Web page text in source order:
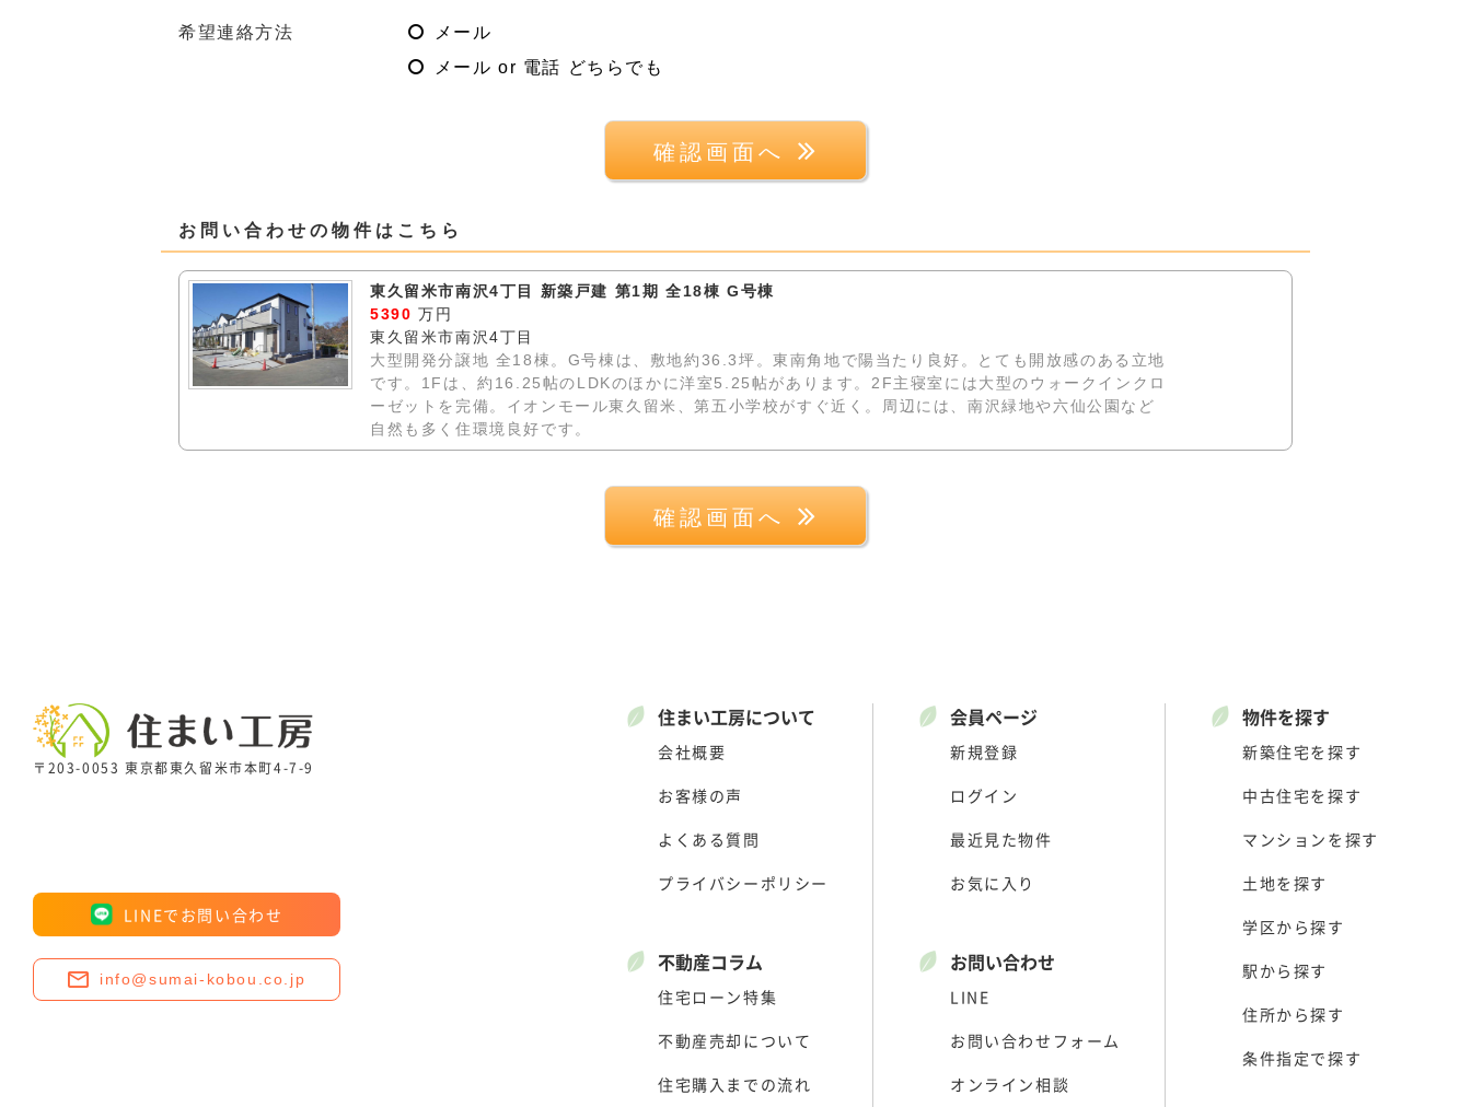
希望連絡方法
メール
メール or 電話 どちらでも
確認画面へ
お問い合わせの物件はこちら
東久留米市南沢4丁目 新築戸建 第1期 全18棟 G号棟
5390 万円
東久留米市南沢4丁目
大型開発分譲地 全18棟。G号棟は、敷地約36.3坪。東南角地で陽当たり良好。とても開放感のある立地
です。1Fは、約16.25帖のLDKのほかに洋室5.25帖があります。2F主寝室には大型のウォークインクロ
ーゼットを完備。イオンモール東久留米、第五小学校がすぐ近く。周辺には、南沢緑地や六仙公園など
自然も多く住環境良好です。
確認画面へ
〒203-0053 東京都東久留米市本町4-7-9
LINEでお問い合わせ
info@sumai-kobou.co.jp
住まい工房について
会社概要
お客様の声
よくある質問
プライバシーポリシー
不動産コラム
住宅ローン特集
不動産売却について
住宅購入までの流れ
会員ページ
新規登録
ログイン
最近見た物件
お気に入り
お問い合わせ
LINE
お問い合わせフォーム
オンライン相談
物件を探す
新築住宅を探す
中古住宅を探す
マンションを探す
土地を探す
学区から探す
駅から探す
住所から探す
条件指定で探す